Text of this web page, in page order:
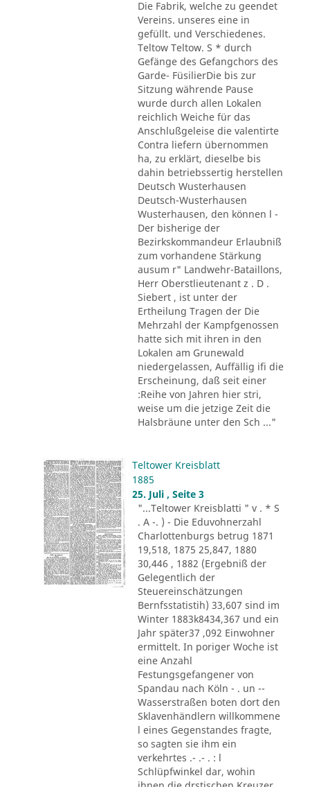
Die Fabrik, welche zu geendet
Vereins. unseres eine in
gefüllt. und Verschiedenes.
Teltow Teltow. S * durch
Gefänge des Gefangchors des
Garde- FüsilierDie bis zur
Sitzung währende Pause
wurde durch allen Lokalen
reichlich Weiche für das
Anschlußgeleise die valentirte
Contra liefern übernommen
ha, zu erklärt, dieselbe bis
dahin betriebssertig herstellen
Deutsch Wusterhausen
Deutsch-Wusterhausen
Wusterhausen, den können l -
Der bisherige der
Bezirkskommandeur Erlaubniß
zum vorhandene Stärkung
ausum r" Landwehr-Bataillons,
Herr Oberstlieutenant z . D .
Siebert , ist unter der
Ertheilung Tragen der Die
Mehrzahl der Kampfgenossen
hatte sich mit ihren in den
Lokalen am Grunewald
niedergelassen, Auffällig ifi die
Erscheinung, daß seit einer
:Reihe von Jahren hier stri,
weise um die jetzige Zeit die
Halsbräune unter den Sch ..."
Teltower Kreisblatt
1885
25. Juli , Seite 3
"...Teltower Kreisblatti " v . * S
. A -. ) - Die Eduvohnerzahl
Charlottenburgs betrug 1871
19,518, 1875 25,847, 1880
30,446 , 1882 (Ergebniß der
Gelegentlich der
Steuereinschätzungen
Bernfsstatistih) 33,607 sind im
Winter 1883k8434,367 und ein
Jahr später37 ,092 Einwohner
ermittelt. In poriger Woche ist
eine Anzahl
Festungsgefangener von
Spandau nach Köln - . un --
Wasserstraßen boten dort den
Sklavenhändlern willkommene
l eines Gegenstandes fragte,
so sagten sie ihm ein
verkehrtes .- .- . : l
Schlüpfwinkel dar, wohin